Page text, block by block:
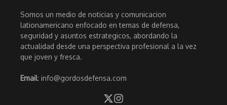
Somos un medio de noticias y comunicacion
lationamericano enfocado en temas de defensa,
seguridad y asuntos estrategicos, abordando la
actualidad desde una perspectiva profesional a la vez
que joven y fresca.
Email: info@gordosdefensa.com